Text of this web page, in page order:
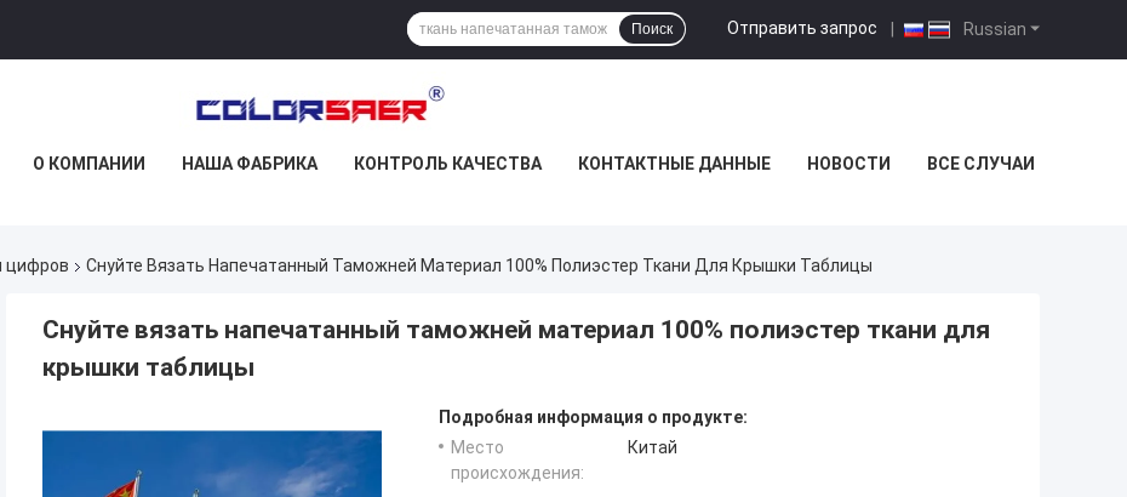
Russian
Отправить запрос |
Поиск
О КОМПАНИИ НАША ФАБРИКА КОНТРОЛЬ КАЧЕСТВА КОНТАКТНЫЕ ДАННЫЕ НОВОСТИ ВСЕ СЛУЧАИ
цифров Снуйте Вязать Напечатанный Таможней Материал 100% Полиэстер Ткани Для Крышки Таблицы
Снуйте вязать напечатанный таможней материал 100% полиэстер ткани для
крышки таблицы
Подробная информация о продукте:
Место
происхождения:
Китай